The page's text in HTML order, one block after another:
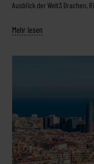
Ausblick der Welt3 Drachen,
Mehr lesen